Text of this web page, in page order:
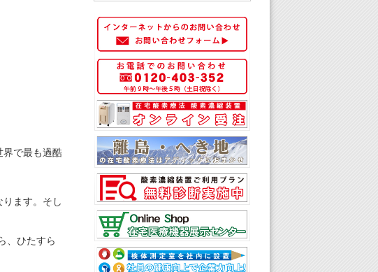
界で最も過酷
ます。そし
、ひたすら